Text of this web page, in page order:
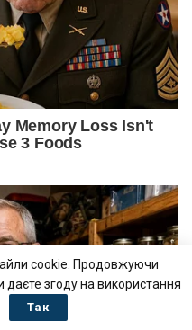
cookie. Продовжуючи
згоду на використання
Так